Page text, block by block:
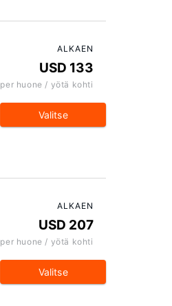
ALKAEN
USD 133
per huone / yötä kohti
Valitse
ALKAEN
USD 207
per huone / yötä kohti
Valitse